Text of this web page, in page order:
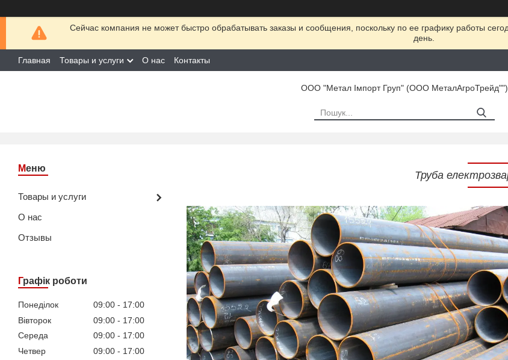
Сейчас компания не может быстро обрабатывать заказы и сообщения, поскольку по ее графику работы
день.
Главная Товары и услуги О нас Контакты
ООО "Метал Імпорт Груп" (ООО МеталАгроТрейд"")
Товары и услуги
О нас
Отзывы
Графік роботи
Понеділок 09:00
17:00
Вівторок
09:00
17:00
Середа
09:00
17:00
Четвер
09:00
17:00
Труба